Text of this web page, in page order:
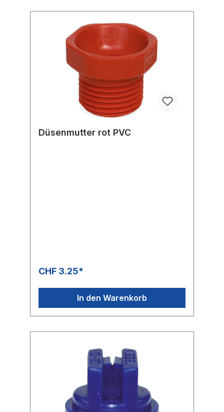
Düsenmutter rot PVC
CHF 3.25*
In den Warenkorb